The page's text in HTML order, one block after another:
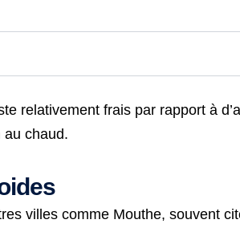
relativement frais par rapport à
au chaud.
villes comme Mouthe, souvent